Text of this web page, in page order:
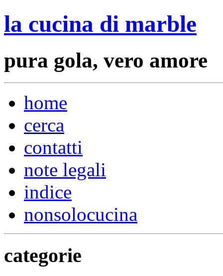
la cucina di marble
pura gola, vero amore
home
cerca
contatti
note legali
indice
nonsolocucina
categorie